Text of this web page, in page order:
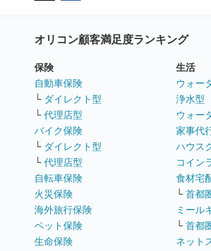
オリコン顧客満足度ランキング
保険
自動車保険
└ ダイレクト型
└ 代理店型
バイク保険
└ ダイレクト型
└ 代理店型
自転車保険
火災保険
海外旅行保険
ペット保険
生命保険
生活
ウォー
浄水型
ウォー
家事代
ハウス
コイン
食材宅
└ 首都
ミール
└ 首都
ネット